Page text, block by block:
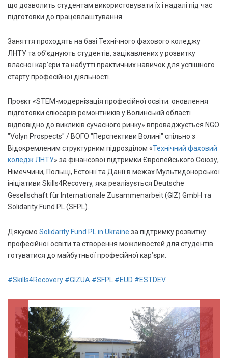
що дозволить студентам використовувати їх і надалі під час
підготовки до працевлаштування.
Заняття проходять на базі Технічного фахового коледжу
ЛНТУ та об’єднують студентів, зацікавлених у розвитку
власної кар’єри та набутті практичних навичок для успішного
старту професійної діяльності.
Проєкт «STEM-модернізація професійної освіти: оновлення
підготовки слюсарів ремонтників у Волинській області
відповідно до викликів сучасного ринку» впроваджується NGO
"Volyn Prospects" / ВОГО "Перспективи Волині" спільно з
Відокремленим структурним підрозділом «Технічний фаховий
коледж ЛНТУ» за фінансової підтримки Європейського Союзу,
Німеччини, Польщі, Естонії та Данії в межах Мультидонорської
ініціативи Skills4Recovery, яка реалізується Deutsche
Gesellschaft für Internationale Zusammenarbeit (GIZ) GmbH та
Solidarity Fund PL (SFPL).
Дякуємо Solidarity Fund PL in Ukraine за підтримку розвитку
професійної освіти та створення можливостей для студентів
готуватися до майбутньої професійної кар’єри.
#Skills4Recovery #GIZUA #SFPL #EUD #ESTDEV